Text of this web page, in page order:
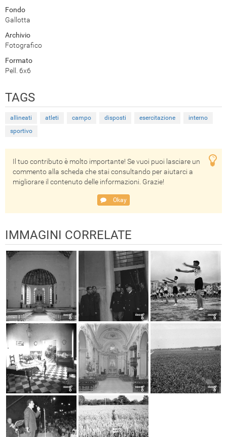
Fondo
Gallotta
Archivio
Fotografico
Formato
Pell. 6x6
TAGS
allineati atleti campo disposti esercitazione
interno
sportivo
Il tuo contributo è molto importante! Se vuoi puoi lasciare un
commento alla scheda che stai consultando per aiutarci a
migliorare il contenuto delle informazioni. Grazie!
Okay
IMMAGINI CORRELATE